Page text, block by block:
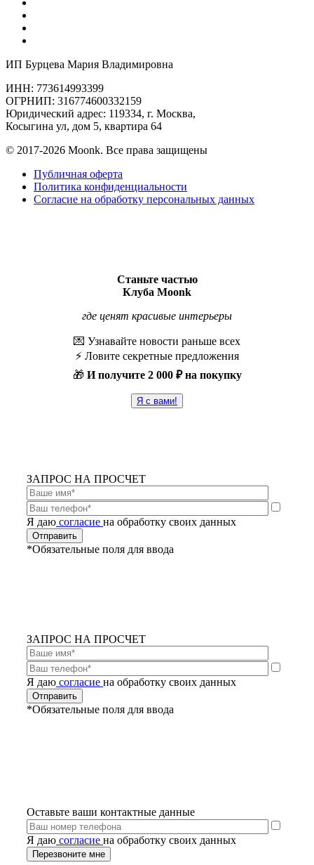
ИП Бурцева Мария Владимировна
ИНН: 773614993399
ОГРНИП: 316774600332159
Юридический адрес: 119334, г. Москва,
Косыгина ул, дом 5, квартира 64
© 2017-2026 Moonk. Все права защищены
Публичная оферта
Политика конфиденциальности
Согласие на обработку персональных данных
Станьте частью
Клуба Moonk
где ценят красивые интерьеры
💌 Узнавайте новости раньше всех
⚡️ Ловите секретные предложения
🎁 И получите 2 000 ₽ на покупку
Я с вами!
ЗАПРОС НА ПРОСЧЕТ
Я даю согласие на обработку своих данных
*Обязательные поля для ввода
ЗАПРОС НА ПРОСЧЕТ
Я даю согласие на обработку своих данных
*Обязательные поля для ввода
Оставьте ваши контактные данные
Я даю согласие на обработку своих данных